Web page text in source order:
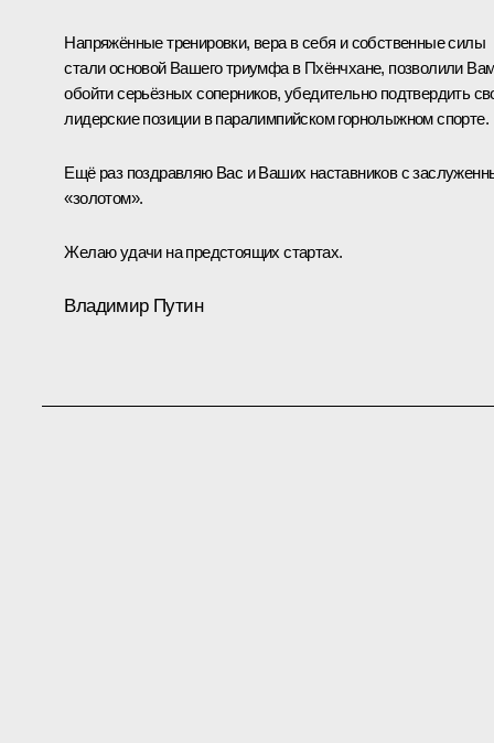
Напряжённые тренировки, вера в себя и собственные силы
стали основой Вашего триумфа в Пхёнчхане, позволили
обойти серьёзных соперников, убедительно подтвердить
лидерские позиции в паралимпийском горнолыжном спорте.
Ещё раз поздравляю Вас и Ваших наставников с
«золотом».
Желаю удачи на предстоящих стартах.
Владимир Путин